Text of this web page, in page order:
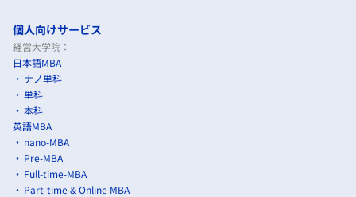
個人向けサービス
経営大学院：
日本語MBA
ナノ単科
単科
本科
英語MBA
nano-MBA
Pre-MBA
Full-time-MBA
Part-time & Online MBA